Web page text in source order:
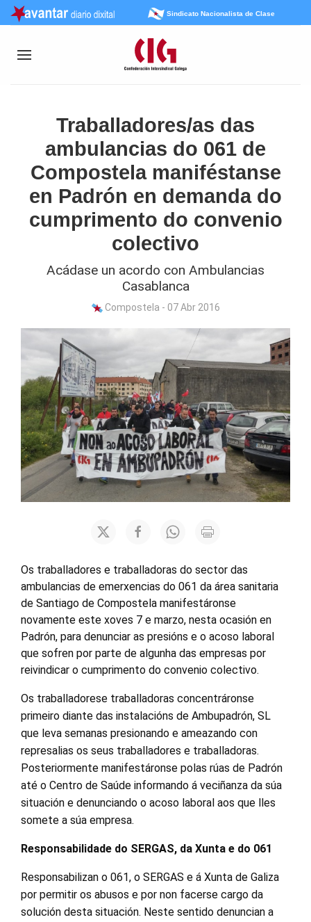
Sindicato Nacionalista de Clase
Traballadores/as das
ambulancias do 061 de
Compostela maniféstanse
en Padrón en demanda do
cumprimento do convenio
colectivo
Acádase un acordo con Ambulancias
Casablanca
Compostela - 07 Abr 2016
Os traballadores e traballadoras do sector das
ambulancias de emerxencias do 061 da área sanitaria
de Santiago de Compostela manifestáronse
novamente este xoves 7 e marzo, nesta ocasión en
Padrón, para denunciar as presións e o acoso laboral
que sofren por parte de algunha das empresas por
reivindicar o cumprimento do convenio colectivo.
Os traballadorese traballadoras concentráronse
primeiro diante das instalacións de Ambupadrón, SL
que leva semanas presionando e ameazando con
represalias os seus traballadores e traballadoras.
Posteriormente manifestáronse polas rúas de Padrón
até o Centro de Saúde informando á veciñanza da súa
situación e denunciando o acoso laboral aos que lles
somete a súa empresa.
Responsabilidade do SERGAS, da Xunta e do 061
Responsabilizan o 061, o SERGAS e á Xunta de Galiza
por permitir os abusos e por non facerse cargo da
solución desta situación. Neste sentido denuncian a